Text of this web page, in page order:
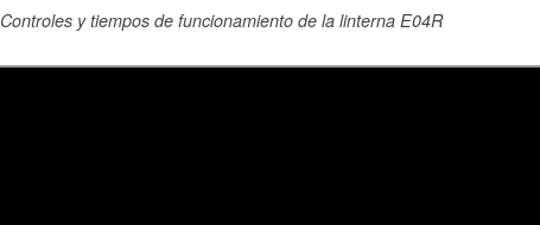
Controles y tiempos de funcionamiento de la linterna E04R